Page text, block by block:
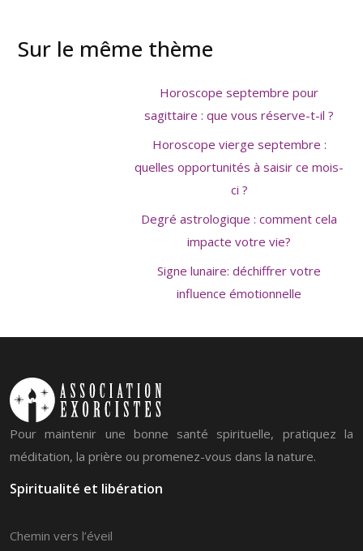
Sur le même thème
Horoscope septembre pour
sagittaire : que vous réserve-t-il ?
Horoscope vierge septembre :
quelles opportunités à saisir ce mois-
ci ?
Degré astrologique : comment cela
impacte votre vie?
Signe lunaire: déchiffrer votre
influence émotionnelle
Pour maintenir une bonne santé spirituelle, pratiquez la
méditation, la prière ou promenez-vous dans la nature.
Spiritualité et libération
Chemin vers l’éveil